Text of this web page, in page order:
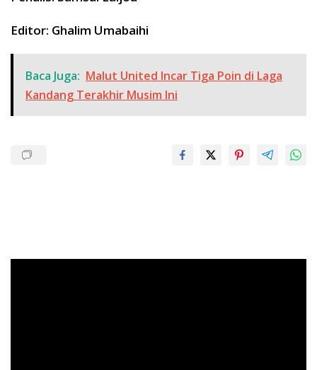
Editor: Ghalim Umabaihi
Baca Juga: Malut United Incar Tiga Poin di Laga
Kandang Terakhir Musim Ini